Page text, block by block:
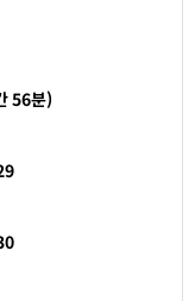
창 56분)